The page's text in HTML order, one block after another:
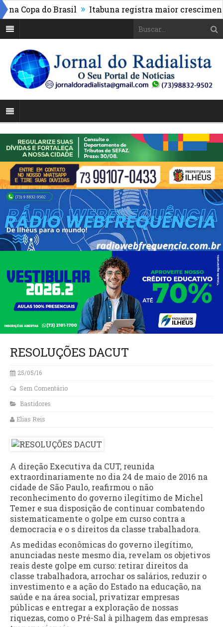
do Brasil » Itabuna registra maior crescimento do
RESOLUÇÕES DACUT
25/05/16
Sem Comentário
Bastidores
Elias Reis
A direção Executiva da CUT, reunida
extraordinariamente no dia 24 de maio de 2016 na
cidade de São Paulo, reafirmou o não
reconhecimento do governo ilegítimo de Michel
Temer e sua disposição de continuar combatendo
sistematicamente o golpe em curso contra a
democracia e o s direitos da classe trabalhadora.
As medidas econômicas do governo ilegítimo,
anunciadas neste mesmo dia, revelam os objetivos
reais deste golpe em curso: retirar direitos da
classe trabalhadora, arrochar os salários, reduzir o
investimento e a ação do Estado na educação, na
saúde e na área social, privatizar empresas
públicas e entregar a exploração de nossas
riquezas, como o Pré-Sal à pilhagem das empresas